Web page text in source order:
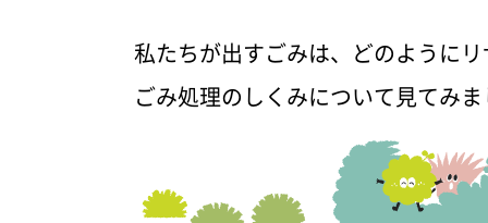
私たちが出すごみは、どのように
ごみ処理のしくみについて見てみ